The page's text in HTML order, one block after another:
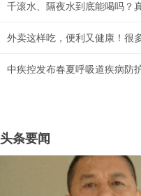
千滚水、隔夜水到底能喝吗？
外卖这样吃，便利又健康！很
中疾控发布春夏呼吸道疾病防
头条要闻